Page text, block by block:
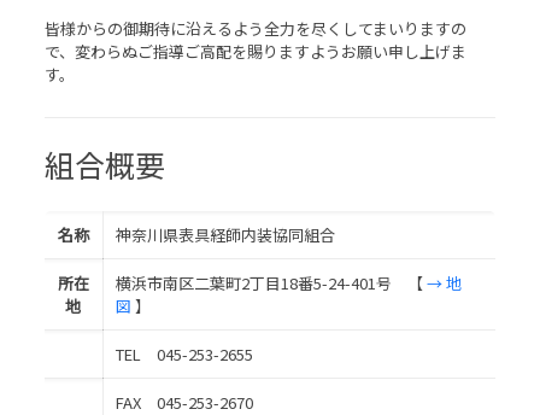
皆様からの御期待に沿えるよう全力を尽くしてまいりますの
で、変わらぬご指導ご高配を賜りますようお願い申し上げま
す。
組合概要
名称 神奈川県表具経師内装協同組合
所在
地
横浜市南区二葉町2丁目18番5-24-401号 【→ 地
図 】
TEL 045-253-2655
FAX 045-253-2670